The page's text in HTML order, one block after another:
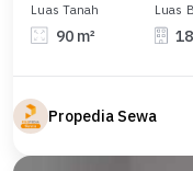
Luas Tanah
90 m²
Luas
Propedia Sewa